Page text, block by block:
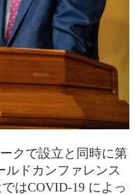
クで設立と同時に第
ルドカンファレンス
はCOVID-19 によっ